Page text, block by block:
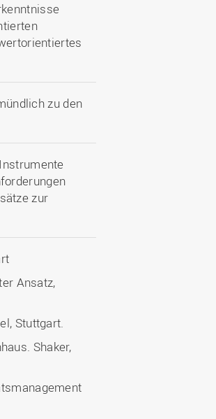
zu den
zur
Ansatz,
Stuttgart.
Shaker,